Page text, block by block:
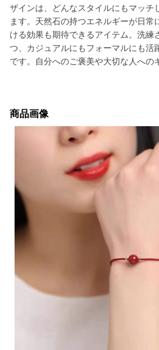
ザインは、どんなスタイルにもマッチ
ます。天然石の持つエネルギーが日常
ける効果も期待できるアイテム。洗練
つ、カジュアルにもフォーマルにも活
です。自分へのご褒美や大切な人への
商品画像